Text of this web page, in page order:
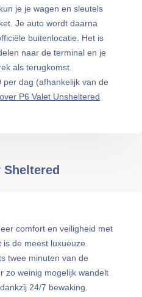
je je wagen en sleutels
Je auto wordt daarna
buitenlocatie. Het is
naar de terminal en je
als terugkomst.
per dag (afhankelijk van de
P6 Valet Unsheltered
comfort en veiligheid met
de meest luxueuze
twee minuten van de
zo weinig mogelijk wandelt
24/7 bewaking.